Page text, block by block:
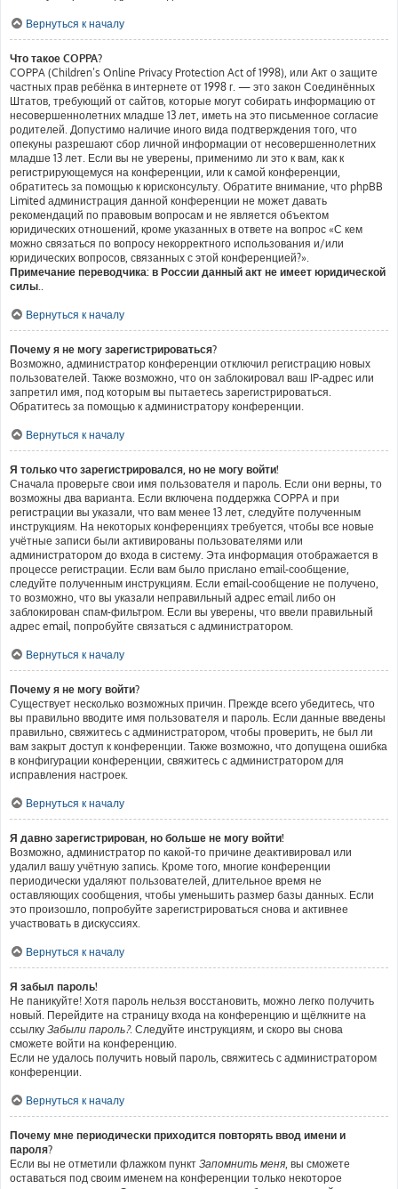
Вернуться к началу
Что такое COPPA?
COPPA (Children’s Online Privacy Protection Act of 1998), или Акт о защите
частных прав ребёнка в интернете от 1998 г. — это закон Соединённых
Штатов, требующий от сайтов, которые могут собирать информацию от
несовершеннолетних младше 13 лет, иметь на это письменное согласие
родителей. Допустимо наличие иного вида подтверждения того, что
опекуны разрешают сбор личной информации от несовершеннолетних
младше 13 лет. Если вы не уверены, применимо ли это к вам, как к
регистрирующемуся на конференции, или к самой конференции,
обратитесь за помощью к юрисконсульту. Обратите внимание, что phpBB
Limited администрация данной конференции не может давать
рекомендаций по правовым вопросам и не является объектом
юридических отношений, кроме указанных в ответе на вопрос «С кем
можно связаться по вопросу некорректного использования и/или
юридических вопросов, связанных с этой конференцией?».
Примечание переводчика: в России данный акт не имеет юридической
силы..
Вернуться к началу
Почему я не могу зарегистрироваться?
Возможно, администратор конференции отключил регистрацию новых
пользователей. Также возможно, что он заблокировал ваш IP-адрес или
запретил имя, под которым вы пытаетесь зарегистрироваться.
Обратитесь за помощью к администратору конференции.
Вернуться к началу
Я только что зарегистрировался, но не могу войти!
Сначала проверьте свои имя пользователя и пароль. Если они верны, то
возможны два варианта. Если включена поддержка COPPA и при
регистрации вы указали, что вам менее 13 лет, следуйте полученным
инструкциям. На некоторых конференциях требуется, чтобы все новые
учётные записи были активированы пользователями или
администратором до входа в систему. Эта информация отображается в
процессе регистрации. Если вам было прислано email-сообщение,
следуйте полученным инструкциям. Если email-сообщение не получено,
то возможно, что вы указали неправильный адрес email либо он
заблокирован спам-фильтром. Если вы уверены, что ввели правильный
адрес email, попробуйте связаться с администратором.
Вернуться к началу
Почему я не могу войти?
Существует несколько возможных причин. Прежде всего убедитесь, что
вы правильно вводите имя пользователя и пароль. Если данные введены
правильно, свяжитесь с администратором, чтобы проверить, не был ли
вам закрыт доступ к конференции. Также возможно, что допущена ошибка
в конфигурации конференции, свяжитесь с администратором для
исправления настроек.
Вернуться к началу
Я давно зарегистрирован, но больше не могу войти!
Возможно, администратор по какой-то причине деактивировал или
удалил вашу учётную запись. Кроме того, многие конференции
периодически удаляют пользователей, длительное время не
оставляющих сообщения, чтобы уменьшить размер базы данных. Если
это произошло, попробуйте зарегистрироваться снова и активнее
участвовать в дискуссиях.
Вернуться к началу
Я забыл пароль!
Не паникуйте! Хотя пароль нельзя восстановить, можно легко получить
новый. Перейдите на страницу входа на конференцию и щёлкните на
ссылку Забыли пароль?. Следуйте инструкциям, и скоро вы снова
сможете войти на конференцию.
Если не удалось получить новый пароль, свяжитесь с администратором
конференции.
Вернуться к началу
Почему мне периодически приходится повторять ввод имени и
пароля?
Если вы не отметили флажком пункт Запомнить меня, вы сможете
оставаться под своим именем на конференции только некоторое